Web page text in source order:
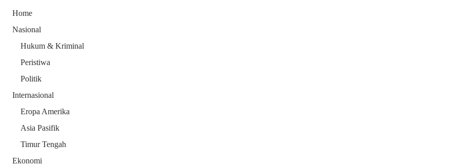
Home
Nasional
Hukum & Kriminal
Peristiwa
Politik
Internasional
Eropa Amerika
Asia Pasifik
Timur Tengah
Ekonomi